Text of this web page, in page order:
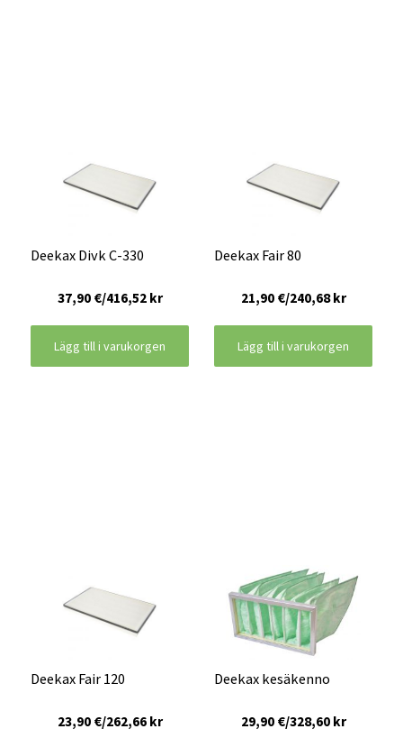
Deekax Divk C-330
37,90 €/416,52 kr
Lägg till i varukorgen
Deekax Fair 80
21,90 €/240,68 kr
Lägg till i varukorgen
Deekax Fair 120
23,90 €/262,66 kr
Deekax kesäkenno
29,90 €/328,60 kr